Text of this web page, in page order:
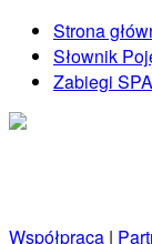
Strona
Słownik
Zabiegi SPA
Współpraca |